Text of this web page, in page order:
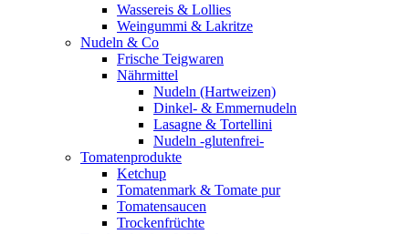
Wassereis & Lollies
Weingummi & Lakritze
Nudeln & Co
Frische Teigwaren
Nährmittel
Nudeln (Hartweizen)
Dinkel- & Emmernudeln
Lasagne & Tortellini
Nudeln -glutenfrei-
Tomatenprodukte
Ketchup
Tomatenmark & Tomate pur
Tomatensaucen
Trockenfrüchte